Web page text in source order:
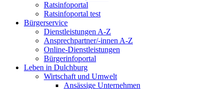
Ratsinfoportal
Ratsinfoportal test
Bürgerservice
Dienstleistungen A-Z
Ansprechpartner/-innen A-Z
Online-Dienstleistungen
Bürgerinfoportal
Leben in Dulchburg
Wirtschaft und Umwelt
Ansässige Unternehmen